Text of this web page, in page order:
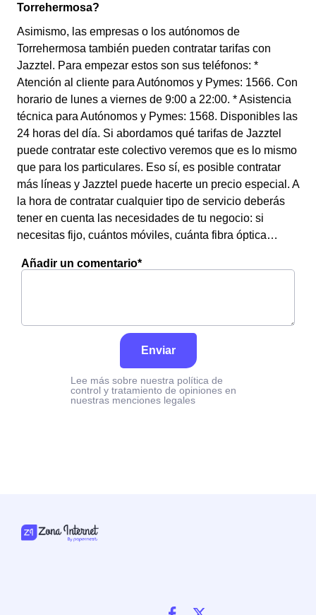
Torrehermosa?
Asimismo, las empresas o los autónomos de
Torrehermosa también pueden contratar tarifas con
Jazztel. Para empezar estos son sus teléfonos: *
Atención al cliente para Autónomos y Pymes: 1566. Con
horario de lunes a viernes de 9:00 a 22:00. * Asistencia
técnica para Autónomos y Pymes: 1568. Disponibles las
24 horas del día. Si abordamos qué tarifas de Jazztel
puede contratar este colectivo veremos que es lo mismo
que para los particulares. Eso sí, es posible contratar
más líneas y Jazztel puede hacerte un precio especial. A
la hora de contratar cualquier tipo de servicio deberás
tener en cuenta las necesidades de tu negocio: si
necesitas fijo, cuántos móviles, cuánta fibra óptica…
Añadir un comentario*
Enviar
Lee más sobre nuestra política de
control y tratamiento de opiniones en
nuestras menciones legales